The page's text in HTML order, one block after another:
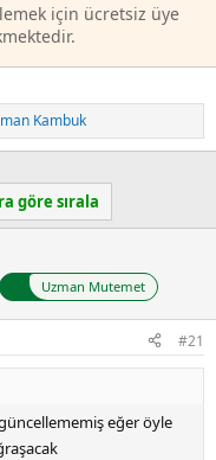
için ücretsiz üye
Kambuk
göre sırala
Uzman Mutemet
#21
eğer öyle